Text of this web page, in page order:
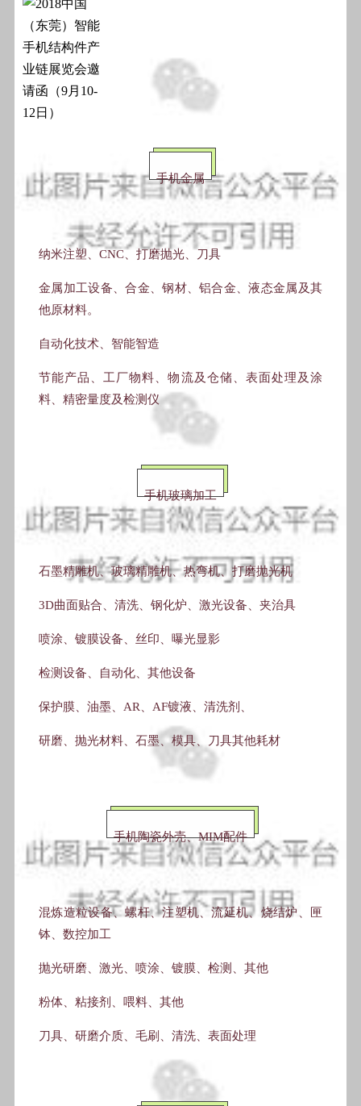
手机金属
纳米注塑、CNC、打磨抛光、刀具
金属加工设备、合金、钢材、铝合金、液态金属及其
他原材料。
自动化技术、智能智造
节能产品、工厂物料、物流及仓储、表面处理及涂
料、精密量度及检测仪
手机玻璃加工
石墨精雕机、玻璃精雕机、热弯机、打磨抛光机
3D曲面贴合、清洗、钢化炉、激光设备、夹治具
喷涂、镀膜设备、丝印、曝光显影
检测设备、自动化、其他设备
保护膜、油墨、AR、AF镀液、清洗剂、
研磨、抛光材料、石墨、模具、刀具其他耗材
手机陶瓷外壳、MIM配件
混炼造粒设备、螺杆、注塑机、流延机、烧结炉、匣
钵、数控加工
抛光研磨、激光、喷涂、镀膜、检测、其他
粉体、粘接剂、喂料、其他
刀具、研磨介质、毛刷、清洗、表面处理